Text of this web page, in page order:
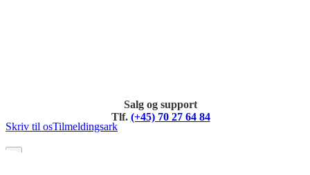
Salg og support
Tlf. (+45) 70 27 64 84
Skriv til osTilmeldingsark